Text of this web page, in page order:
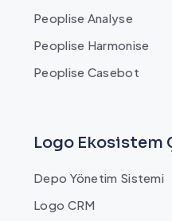
Peoplise Analyse
Peoplise Harmonise
Peoplise Casebot
Logo Ekosistem
Depo Yönetim Sistemi
Logo CRM